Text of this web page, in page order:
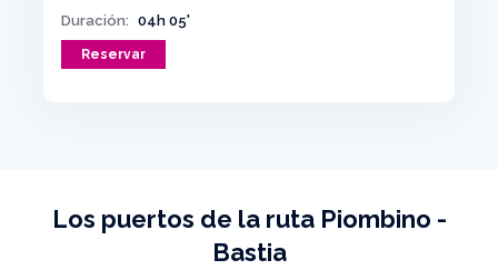
Duración: 04h 05'
Reservar
Los puertos de la ruta Piombino -
Bastia